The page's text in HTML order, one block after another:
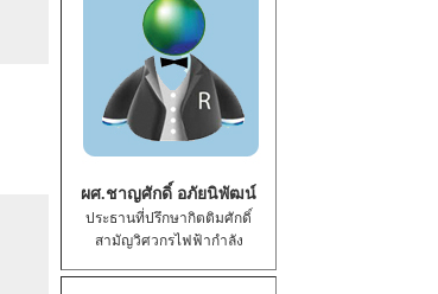
ผศ.ชาญศักดิ์ อภัยนิพัฒน์
ประธานที่ปรึกษากิตติมศักดิ์
สามัญวิศวกรไฟฟ้ากำลัง